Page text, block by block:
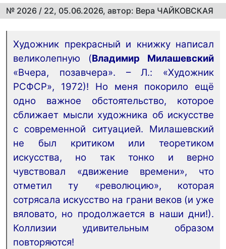
№ 2026 / 22, 05.06.2026, автор: Вера ЧАЙКОВСКАЯ
Художник прекрасный и книжку написал
великолепную (Владимир Милашевский
«Вчера, позавчера». – Л.: «Художник
РСФСР», 1972)! Но меня покорило ещё
одно важное обстоятельство, которое
сближает мысли художника об искусстве
с современной ситуацией. Милашевский
не был критиком или теоретиком
искусства, но так тонко и верно
чувствовал «движение времени», что
отметил ту «революцию», которая
сотрясала искусство на грани веков (и уже
вяловато, но продолжается в наши дни!).
Коллизии удивительным образом
повторяются!